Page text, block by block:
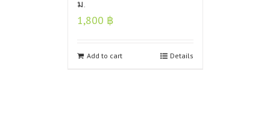
ม.
1,800 ฿
Add to cart Details